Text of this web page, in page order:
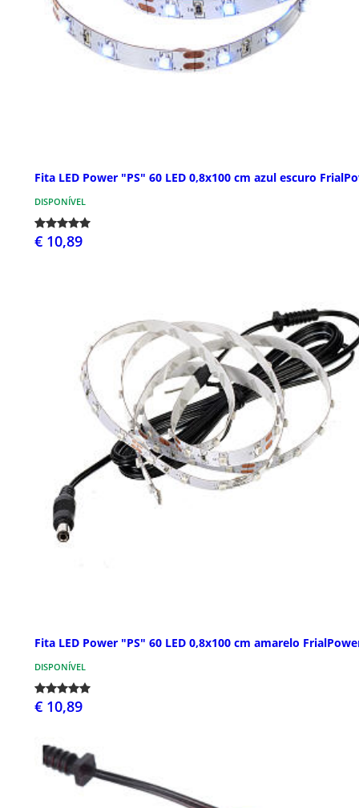
Fita LED Power "PS" 60 LED 0,8x100 cm azul escuro
DISPONÍVEL
€ 10,89
Fita LED Power "PS" 60 LED 0,8x100 cm amarelo
DISPONÍVEL
€ 10,89